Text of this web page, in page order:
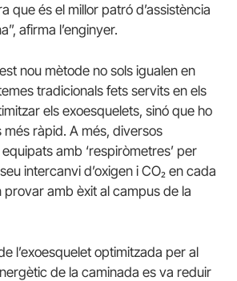
que és el millor patró d’assistència
afirma l’enginyer.
nou mètode no sols igualen en
tradicionals fets servits en els
els exoesquelets, sinó que ho
ràpid. A més, diversos
amb ‘respiròmetres’ per
intercanvi d’oxigen i CO₂ en cada
provar amb èxit al campus de la
l’exoesquelet optimitzada per al
de la caminada es va reduir